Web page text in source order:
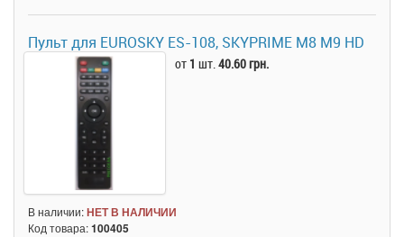
Пульт для EUROSKY ES-108, SKYPRIME M8 M9 HD
от 1 шт.40.60 грн.
В наличии:НЕТ В НАЛИЧИИ
Код товара:100405